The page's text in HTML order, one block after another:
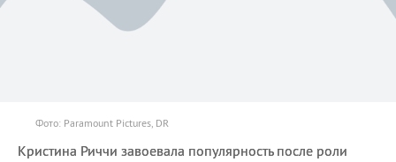
Фото: Paramount Pictures, DR
Кристина Риччи завоевала популярность после роли